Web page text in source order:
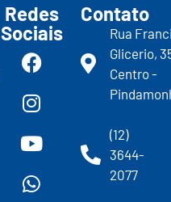
Redes
Sociais
Contato
Rua
Glicerio,
Centro -
(12)
3644-
2077